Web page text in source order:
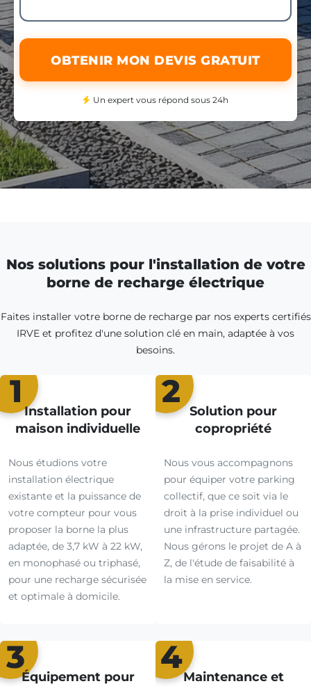
OBTENIR MON DEVIS GRATUIT
Un expert vous répond sous 24h
Nos solutions pour l'installation de votre
borne de recharge électrique
Faites installer votre borne de recharge par nos experts certifiés
IRVE et profitez d'une solution clé en main, adaptée à vos
besoins.
1
Installation pour
maison individuelle
Nous étudions votre
installation électrique
existante et la puissance de
votre compteur pour vous
proposer la borne la plus
adaptée, de 3,7 kW à 22 kW,
en monophasé ou triphasé,
pour une recharge sécurisée
et optimale à domicile.
2
Solution pour
copropriété
Nous vous accompagnons
pour équiper votre parking
collectif, que ce soit via le
droit à la prise individuel ou
une infrastructure partagée.
Nous gérons le projet de A à
Z, de l'étude de faisabilité à
la mise en service.
3
Équipement pour
4
Maintenance et